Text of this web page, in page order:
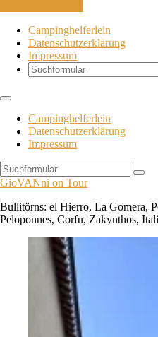
Campinghelferlein
Datenschutzerklärung
Impressum
Campinghelferlein
Datenschutzerklärung
Impressum
GioVANni on Tour
Bullitörns: el Hierro, La Gomera,
Peloponnes, Corfu, Zakynthos,